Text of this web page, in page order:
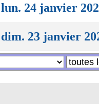
24 janvier
23 janvier